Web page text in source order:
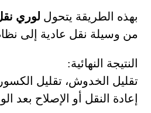
بهذه الطريقة يتحول لوري
من وسيلة نقل عادية إلى
النتيجة النهائية:
تقليل الخدوش، تقليل
إعادة النقل أو الإصلاح بعد